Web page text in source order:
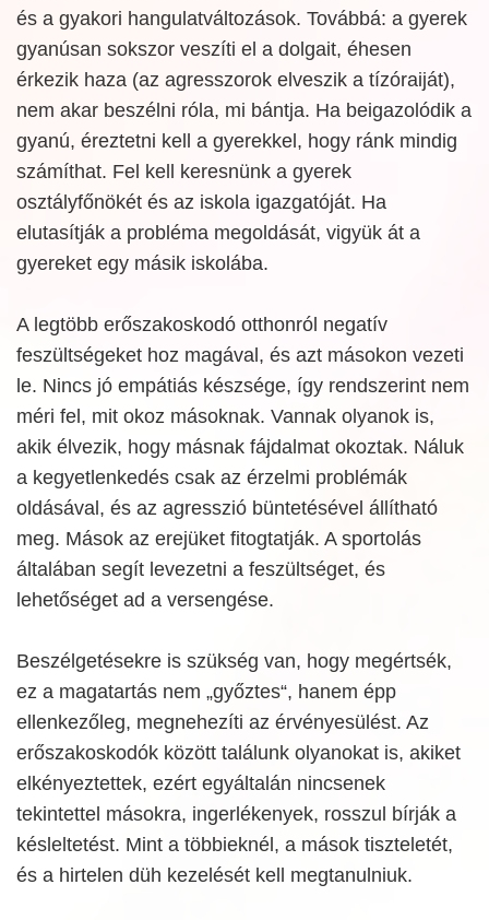
és a gyakori hangulatváltozások. Továbbá: a gyerek
gyanúsan sokszor veszíti el a dolgait, éhesen
érkezik haza (az agresszorok elveszik a tízóraiját),
nem akar beszélni róla, mi bántja. Ha beigazolódik a
gyanú, éreztetni kell a gyerekkel, hogy ránk mindig
számíthat. Fel kell keresnünk a gyerek
osztályfőnökét és az iskola igazgatóját. Ha
elutasítják a probléma megoldását, vigyük át a
gyereket egy másik iskolába.
A legtöbb erőszakoskodó otthonról negatív
feszültségeket hoz magával, és azt másokon vezeti
le. Nincs jó empátiás készsége, így rendszerint nem
méri fel, mit okoz másoknak. Vannak olyanok is,
akik élvezik, hogy másnak fájdalmat okoztak. Náluk
a kegyetlenkedés csak az érzelmi problémák
oldásával, és az agresszió büntetésével állítható
meg. Mások az erejüket fitogtatják. A sportolás
általában segít levezetni a feszültséget, és
lehetőséget ad a versengése.
Beszélgetésekre is szükség van, hogy megértsék,
ez a magatartás nem „győztes“, hanem épp
ellenkezőleg, megnehezíti az érvényesülést. Az
erőszakoskodók között találunk olyanokat is, akiket
elkényeztettek, ezért egyáltalán nincsenek
tekintettel másokra, ingerlékenyek, rosszul bírják a
késleltetést. Mint a többieknél, a mások tiszteletét,
és a hirtelen düh kezelését kell megtanulniuk.